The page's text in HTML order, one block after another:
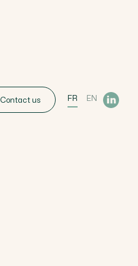
Contact us FR EN